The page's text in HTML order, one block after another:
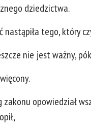
dziedzictwa.
tego, który
nie jest ważny,
opowiedział